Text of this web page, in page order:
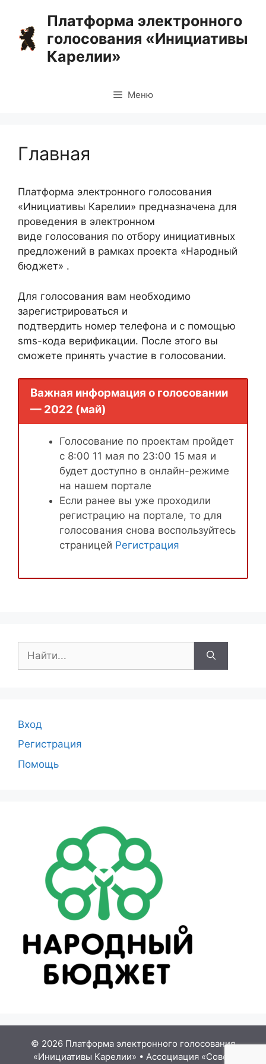
содержимому
Платформа электронного
голосования «Инициативы
Карелии»
Меню
Главная
Платформа электронного голосования
«Инициативы Карелии» предназначена для
проведения в электронном
виде голосования по отбору инициативных
предложений в рамках проекта «Народный
бюджет» .
Для голосования вам необходимо
зарегистрироваться и
подтвердить номер телефона и с помощью
sms-кода верификации. После этого вы
сможете принять участие в голосовании.
Важная информация о голосовании
— 2022 (май)
Голосование по проектам пройдет
с 8:00 11 мая по 23:00 15 мая и
будет доступно в онлайн-режиме
на нашем портале
Если ранее вы уже проходили
регистрацию на портале, то для
голосования снова воспользуйтесь
страницей Регистрация
Вход
Регистрация
Помощь
© 2026 Платформа электронного голосования
«Инициативы Карелии» • Ассоциация «Совет